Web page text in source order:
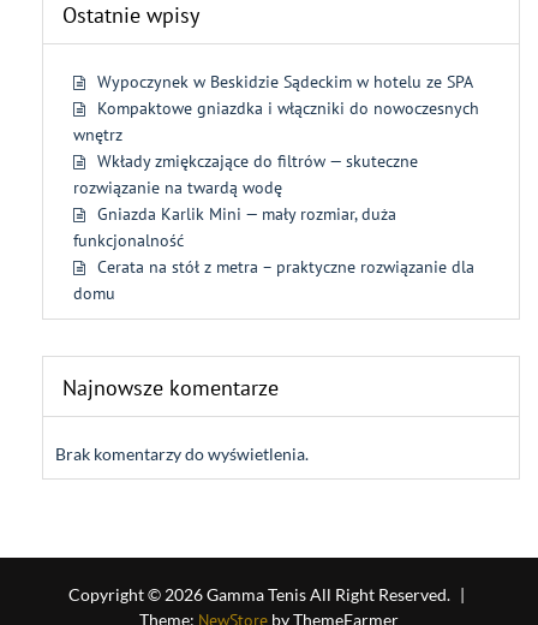
Ostatnie wpisy
Wypoczynek w Beskidzie Sądeckim w hotelu ze SPA
Kompaktowe gniazdka i włączniki do nowoczesnych
wnętrz
Wkłady zmiękczające do filtrów — skuteczne
rozwiązanie na twardą wodę
Gniazda Karlik Mini — mały rozmiar, duża
funkcjonalność
Cerata na stół z metra – praktyczne rozwiązanie dla
domu
Najnowsze komentarze
Brak komentarzy do wyświetlenia.
Copyright © 2026 Gamma Tenis All Right Reserved. |
Theme: NewStore by ThemeFarmer